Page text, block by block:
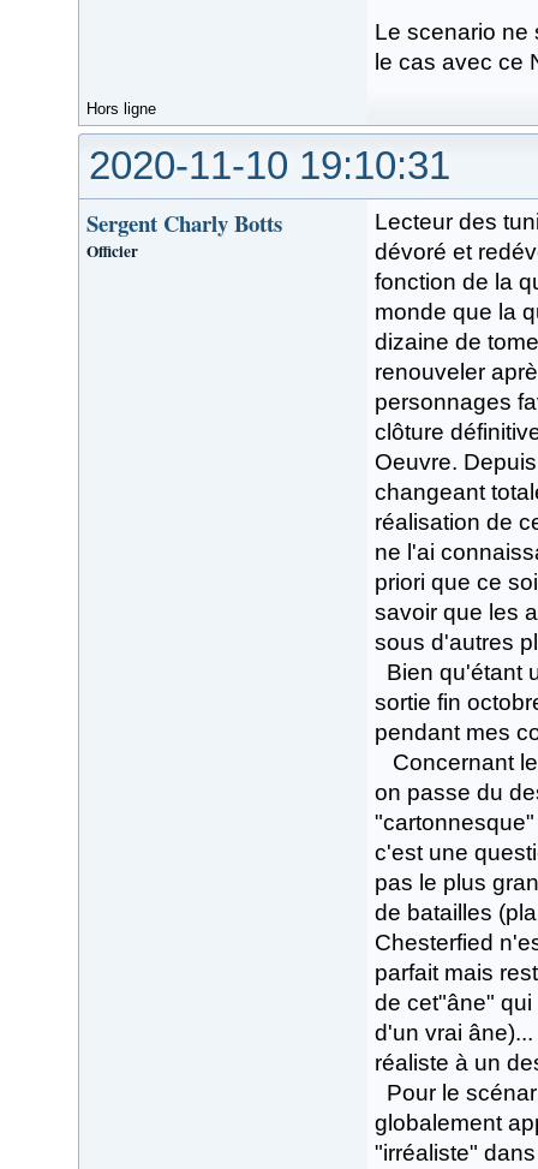
Le scenario ne
le cas avec ce
Hors ligne
2020-11-10 19:10:31
Sergent Charly Botts
Officier
Lecteur des
dévoré et
fonction de la
monde que la
dizaine de
renouveler
personnages
clôture
Oeuvre.
changeant
réalisation de
ne l'ai
priori que ce
savoir que les
sous d'autres
Bien qu'étant
sortie fin
pendant mes
Concernant
on passe du
c'est une
pas le plus
de batailles
Chesterfied
parfait mais
de cet"âne"
d'un vrai
réaliste à un
Pour le
globalement
"irréaliste"